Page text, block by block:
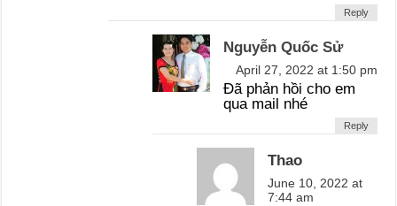
Reply
Nguyễn Quốc Sử
April 27, 2022 at 1:50 pm
Đã phản hồi cho em
qua mail nhé
Reply
Thao
June 10, 2022 at
7:44 am